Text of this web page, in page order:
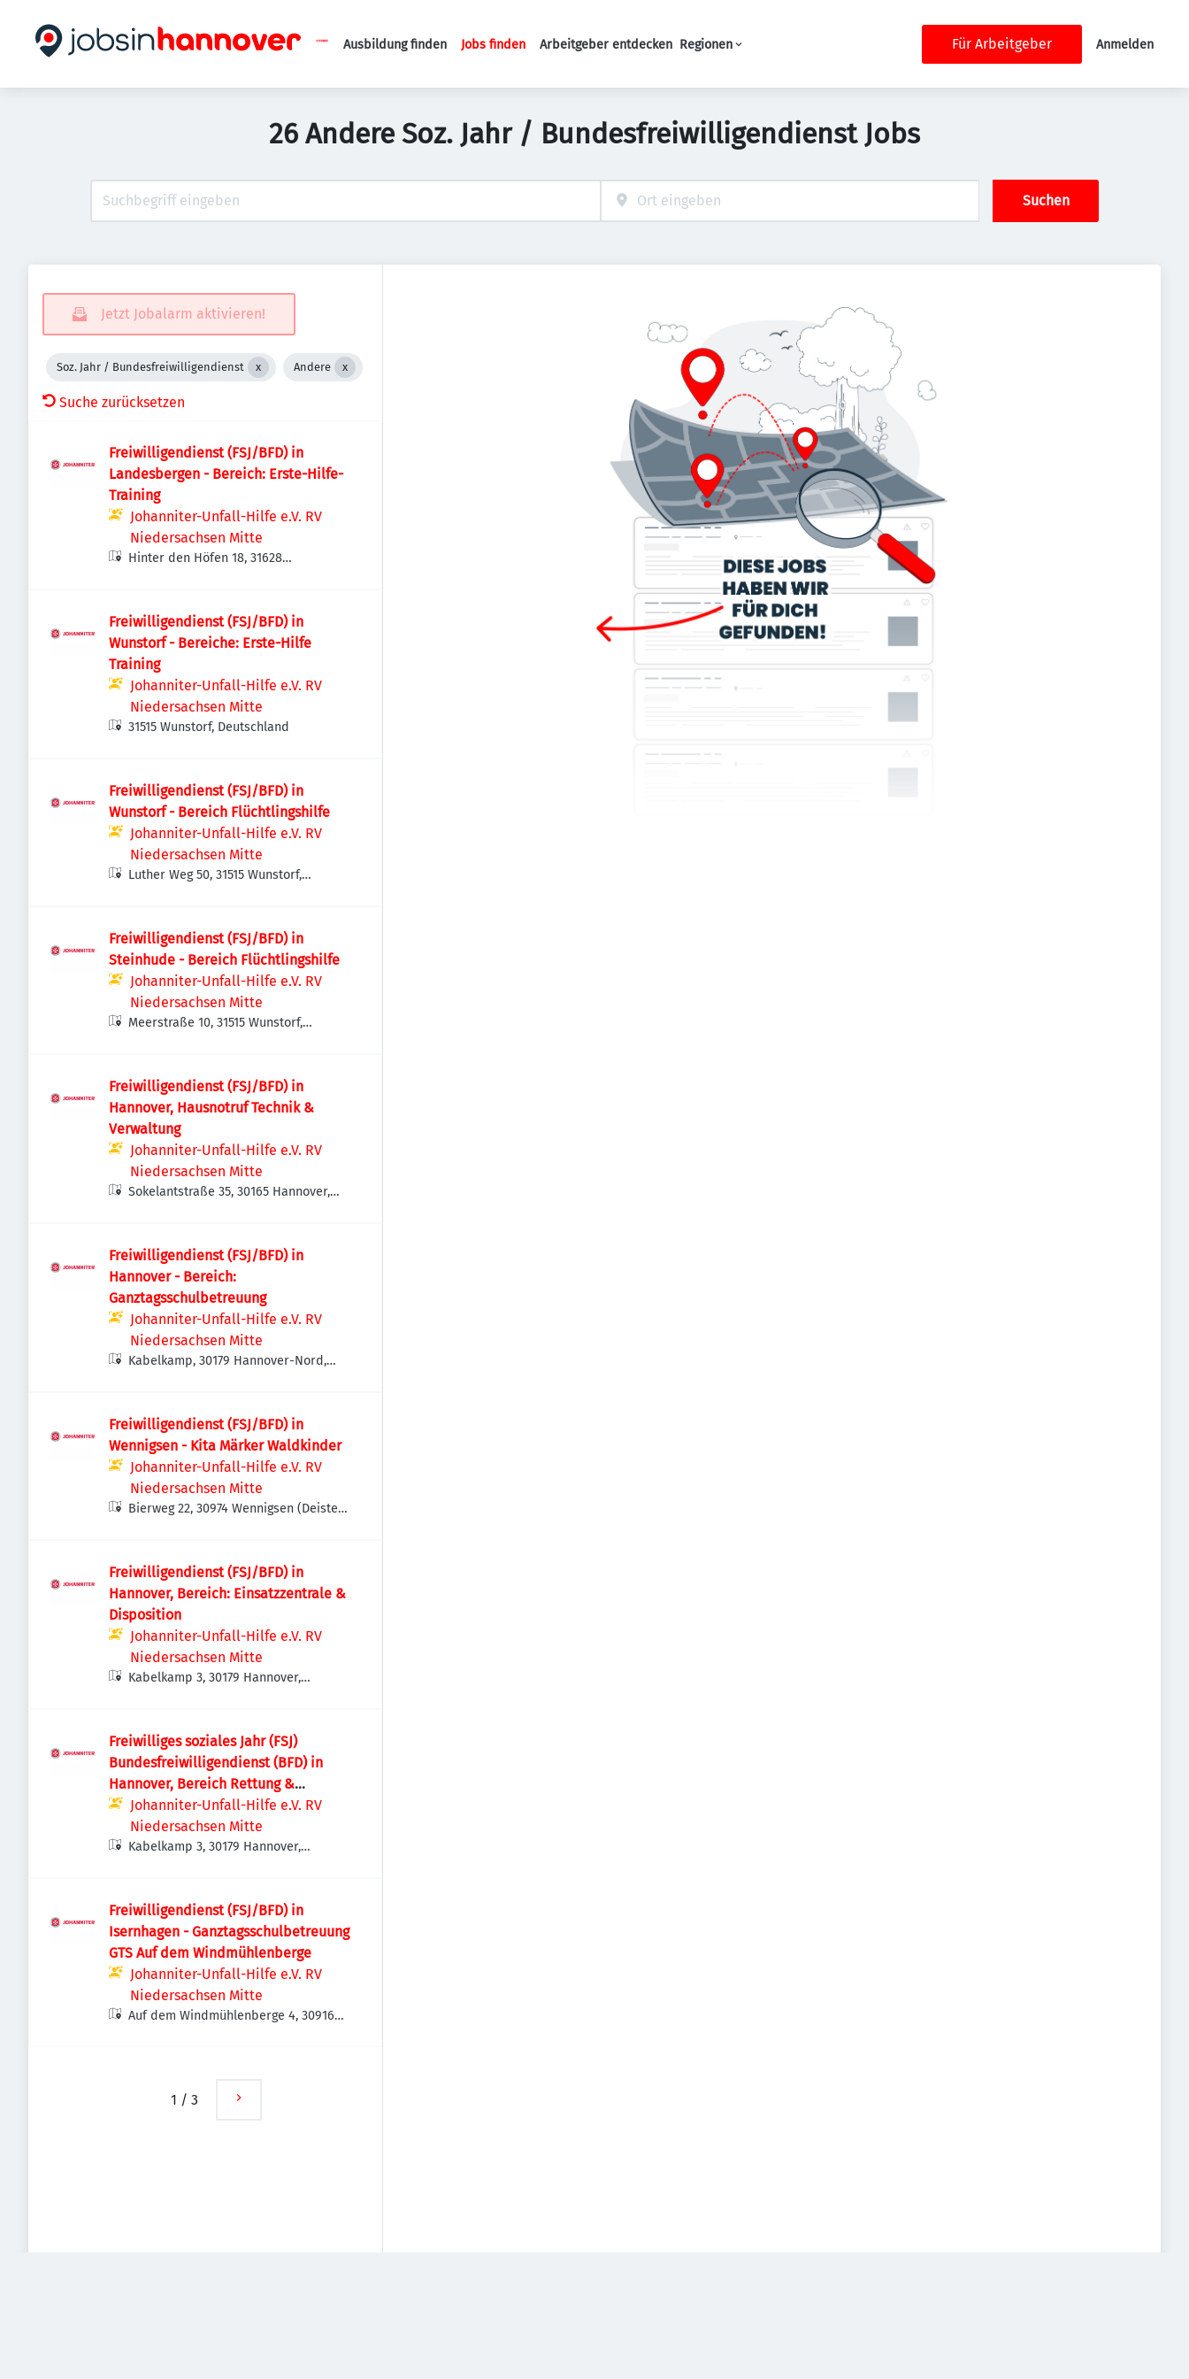
Haupt-Navigation
Ausbildung finden Jobs finden Arbeitgeber entdecken Regionen Für Arbeitgeber Anmelden
26 Andere Soz. Jahr / Bundesfreiwilligendienst Jobs
Suchen
Jetzt Jobalarm aktivieren!
Soz. Jahr / Bundesfreiwilligendienst Andere
Suche zurücksetzen
Freiwilligendienst (FSJ/BFD) in
Landesbergen - Bereich: Erste-Hilfe-
Training
Johanniter-Unfall-Hilfe e.V. RV
Niedersachsen Mitte
Hinter den Höfen 18, 31628
Freiwilligendienst (FSJ/BFD) in
Wunstorf - Bereiche: Erste-Hilfe
Training
Johanniter-Unfall-Hilfe e.V. RV
Niedersachsen Mitte
31515 Wunstorf, Deutschland
Freiwilligendienst (FSJ/BFD) in
Wunstorf - Bereich Flüchtlingshilfe
Johanniter-Unfall-Hilfe e.V. RV
Niedersachsen Mitte
Luther Weg 50, 31515 Wunstorf,
Freiwilligendienst (FSJ/BFD) in
Steinhude - Bereich Flüchtlingshilfe
Johanniter-Unfall-Hilfe e.V. RV
Niedersachsen Mitte
Meerstraße 10, 31515 Wunstorf,
Freiwilligendienst (FSJ/BFD) in
Hannover, Hausnotruf Technik &
Verwaltung
Johanniter-Unfall-Hilfe e.V. RV
Niedersachsen Mitte
Sokelantstraße 35, 30165 Hannover,
Freiwilligendienst (FSJ/BFD) in
Hannover - Bereich:
Ganztagsschulbetreuung
Johanniter-Unfall-Hilfe e.V. RV
Niedersachsen Mitte
Kabelkamp, 30179 Hannover-Nord,
Freiwilligendienst (FSJ/BFD) in
Wennigsen - Kita Märker Waldkinder
Johanniter-Unfall-Hilfe e.V. RV
Niedersachsen Mitte
Bierweg 22, 30974 Wennigsen (Deister),
Freiwilligendienst (FSJ/BFD) in
Hannover, Bereich: Einsatzzentrale &
Disposition
Johanniter-Unfall-Hilfe e.V. RV
Niedersachsen Mitte
Kabelkamp 3, 30179 Hannover,
Freiwilliges soziales Jahr (FSJ)
Bundesfreiwilligendienst (BFD) in
Hannover, Bereich Rettung &
Fahrdienste
Johanniter-Unfall-Hilfe e.V. RV
Niedersachsen Mitte
Kabelkamp 3, 30179 Hannover,
Freiwilligendienst (FSJ/BFD) in
Isernhagen - Ganztagsschulbetreuung
GTS Auf dem Windmühlenberge
Johanniter-Unfall-Hilfe e.V. RV
Niedersachsen Mitte
Auf dem Windmühlenberge 4, 30916
1 / 3